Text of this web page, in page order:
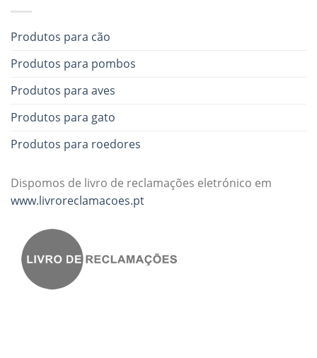
Produtos para cão
Produtos para pombos
Produtos para aves
Produtos para gato
Produtos para roedores
Dispomos de livro de reclamações eletrónico em
www.livroreclamacoes.pt